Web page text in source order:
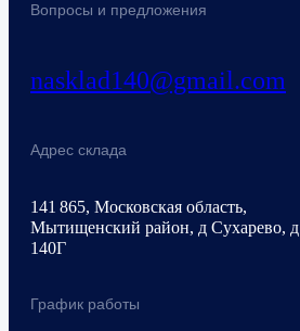
Вопросы и предложения
nasklad140@gmail.com
Адрес склада
141 865, Московская область,
Мытищенский район, д Сухарево, д
140Г
График работы